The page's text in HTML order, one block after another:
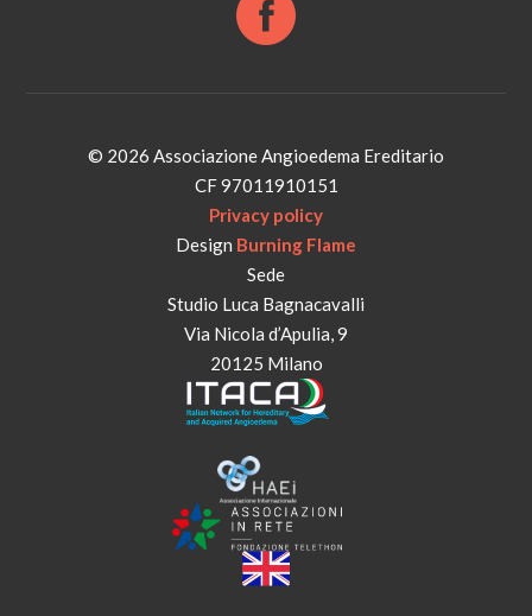
© 2026 Associazione Angioedema Ereditario
CF 97011910151
Privacy policy
Design Burning Flame
Sede
Studio Luca Bagnacavalli
Via Nicola d’Apulia, 9
20125 Milano